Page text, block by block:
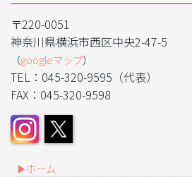
〒220-0051
神奈川県横浜市西区中央2-47-5
（googleマップ）
TEL：045-320-9595（代表）
FAX：045-320-9598
ホーム